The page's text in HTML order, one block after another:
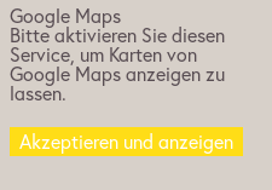
Google Maps
Bitte aktivieren Sie diesen
Service, um Karten von
Google Maps anzeigen zu
lassen.
Akzeptieren und anzeigen